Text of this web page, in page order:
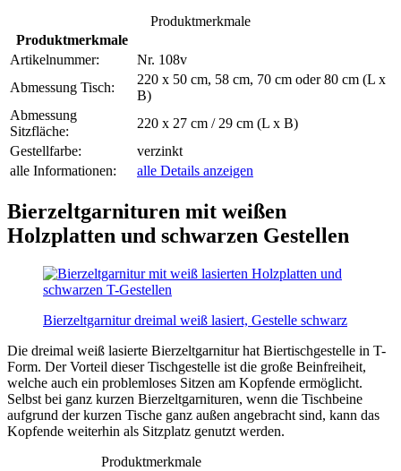
Produktmerkmale
Produktmerkmale
Artikelnummer:
Nr. 108v
Abmessung Tisch:
220 x 50 cm, 58 cm, 70 cm oder 80 cm (L x
B)
Abmessung
Sitzfläche:
220 x 27 cm / 29 cm (L x B)
Gestellfarbe:
verzinkt
alle Informationen:
alle Details anzeigen
Bierzeltgarnituren mit weißen
Holzplatten und schwarzen Gestellen
Bierzeltgarnitur dreimal weiß lasiert, Gestelle schwarz
Die dreimal weiß lasierte Bierzeltgarnitur hat Biertischgestelle in T-
Form. Der Vorteil dieser Tischgestelle ist die große Beinfreiheit,
welche auch ein problemloses Sitzen am Kopfende ermöglicht.
Selbst bei ganz kurzen Bierzeltgarnituren, wenn die Tischbeine
aufgrund der kurzen Tische ganz außen angebracht sind, kann das
Kopfende weiterhin als Sitzplatz genutzt werden.
Produktmerkmale